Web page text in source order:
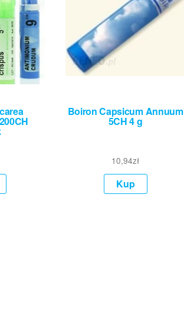
Boiron Capsicum Annuum
5CH 4 g
10,94zł
Kup